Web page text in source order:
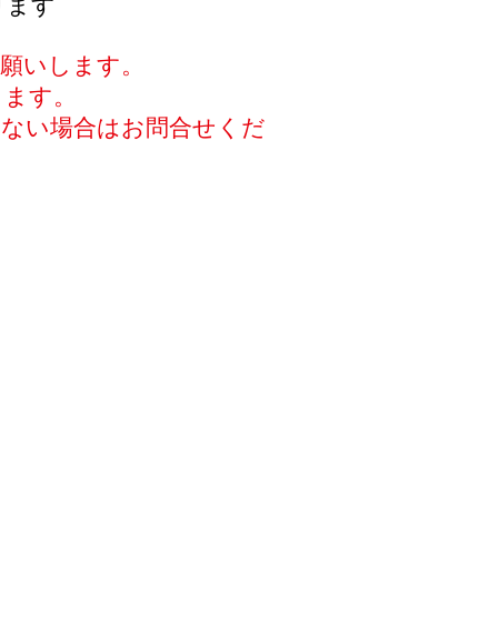
いします。
す。
い場合はお問合せくだ